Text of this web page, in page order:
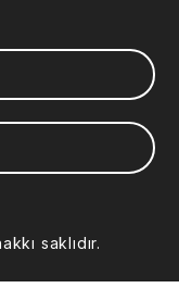
saklıdır.